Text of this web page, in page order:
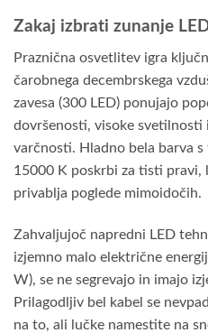
Zakaj izbrati zunanje
Praznična osvetlitev igra
čarobnega decembrskega
zavesa (300 LED) ponujajo
dovršenosti, visoke svetilnosti
varčnosti. Hladno bela barva
15000 K poskrbi za tisti pravi,
privablja poglede mimoidočih.
Zahvaljujoč napredni LED
izjemno malo električne
W), se ne segrevajo in imajo
Prilagodljiv bel kabel se
na to, ali lučke namestite na